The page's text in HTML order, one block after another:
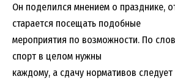
Он поделился мнением о празднике,
старается посещать подобные
мероприятия по возможности. По
спорт в целом нужны
каждому, а сдачу нормативов